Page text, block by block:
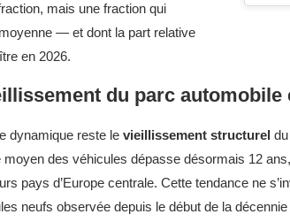
mais une fraction qui
— et dont la part relative
en 2026.
du parc automobile
dynamique reste le vieillissement structurel
moyen des véhicules dépasse désormais 12
pays d’Europe centrale. Cette tendance ne
neufs observée depuis le début de la